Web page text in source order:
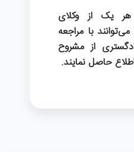
یک از وکلای
با مراجعه
از مشروح
حاصل نمایند.